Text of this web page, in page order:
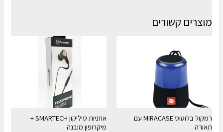
מוצרים קשורים
רמקול בלוטוס MIRACASE עם
תאורה
אוזניות סיליקון SMARTECH +
מיקרופון מובנה